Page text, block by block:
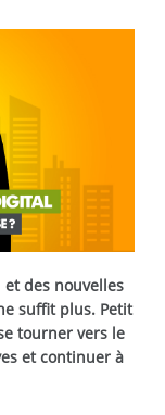
et des nouvelles
suffit plus. Petit
tourner vers le
et continuer à